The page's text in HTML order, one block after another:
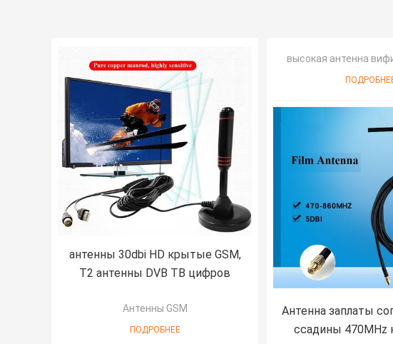
антенны 30dbi HD крытые GSM,
T2 антенны DVB ТВ цифров
Антенны GSM
ПОДРОБНЕЕ
высокая антенна
Антенна заплаты
ссадины 470MHz